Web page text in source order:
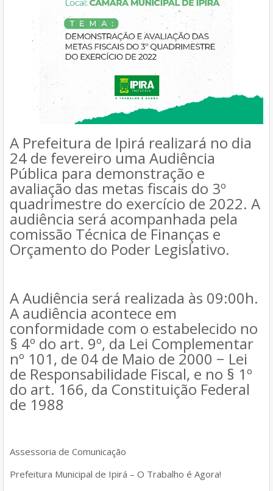
A Prefeitura de Ipirá realizará no dia
24 de fevereiro uma Audiência
Pública para demonstração e
avaliação das metas fiscais do 3º
quadrimestre do exercício de 2022. A
audiência será acompanhada pela
comissão Técnica de Finanças e
Orçamento do Poder Legislativo.
A Audiência será realizada às 09:00h.
A audiência acontece em
conformidade com o estabelecido no
§ 4º do art. 9º, da Lei Complementar
nº 101, de 04 de Maio de 2000 − Lei
de Responsabilidade Fiscal, e no § 1º
do art. 166, da Constituição Federal
de 1988
Assessoria de Comunicação
Prefeitura Municipal de Ipirá – O Trabalho é Agora!